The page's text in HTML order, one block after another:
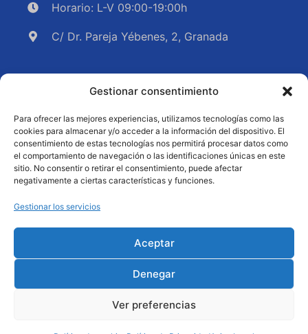
Gestionar consentimiento
Para ofrecer las mejores experiencias, utilizamos tecnologías como las
cookies para almacenar y/o acceder a la información del dispositivo. El
consentimiento de estas tecnologías nos permitirá procesar datos como
el comportamiento de navegación o las identificaciones únicas en este
sitio. No consentir o retirar el consentimiento, puede afectar
negativamente a ciertas características y funciones.
Gestionar los servicios
Aceptar
Denegar
Ver preferencias
Horario: L-V 09:00-19:00h
C/ Dr. Pareja Yébenes, 2, Granada
legal